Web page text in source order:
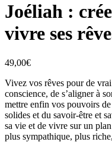
Joéliah :
vivre ses
49,00€
Vivez vos rêves pour de
conscience, de s’aligner à
mettre enfin vos pouvoirs
solides et du savoir-être et
sa vie et de vivre sur un
plus sympathique, plus